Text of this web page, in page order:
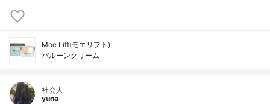
Moe Lift(モエリフト)
バルーンクリーム
社会人
yuna